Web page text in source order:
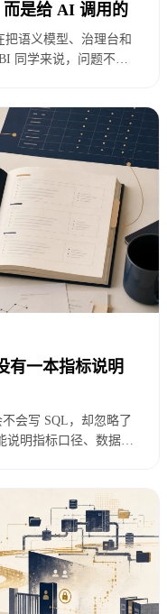
务问题开始。
资产。
康；
，它再完整也只是文
是给 AI 调用的
把语义模型、治理台和
同学来说，问题不只
有一本指标说明
会写 SQL，却忽略了
说明指标口径、数据来